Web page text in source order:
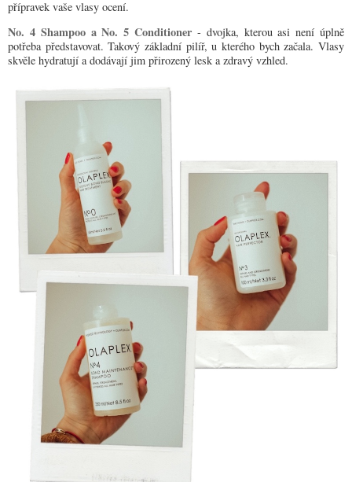
přípravek vaše vlasy ocení.
No. 4 Shampoo a No. 5 Conditioner - dvojka, kterou asi není úplně
potřeba představovat. Takový základní pilíř, u kterého bych začala. Vlasy
skvěle hydratují a dodávají jim přirozený lesk a zdravý vzhled.